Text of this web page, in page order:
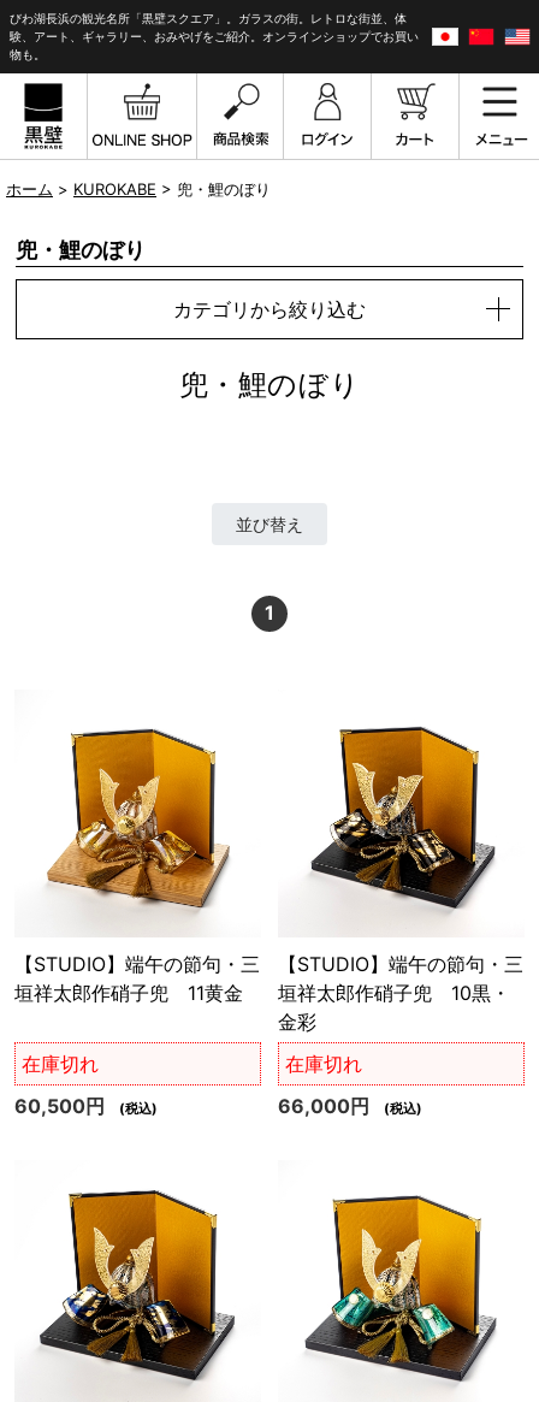
びわ湖長浜の観光名所「黒壁スクエア」。ガラスの街。レトロな街並、体
験、アート、ギャラリー、おみやげをご紹介。オンラインショップでお買い
物も。
ホーム > KUROKABE > 兜・鯉のぼり
兜・鯉のぼり
カテゴリから絞り込む
兜・鯉のぼり
並び替え
1
【STUDIO】端午の節句・三
垣祥太郎作硝子兜 11黄金
在庫切れ
60,500円
(税込)
【STUDIO】端午の節句・三
垣祥太郎作硝子兜 10黒・
金彩
在庫切れ
66,000円
(税込)